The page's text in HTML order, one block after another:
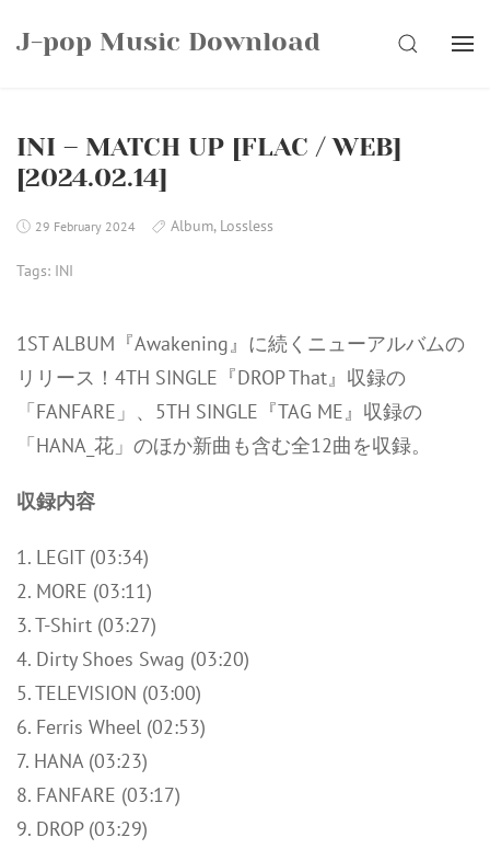
J-pop Music Download SEARCH
INI – MATCH UP [FLAC / WEB]
[2024.02.14]
29 February 2024 Album, Lossless
Tags: INI
1ST ALBUM『Awakening』に続くニューアルバムの
リリース！4TH SINGLE『DROP That』収録の
「FANFARE」、5TH SINGLE『TAG ME』収録の
「HANA_花」のほか新曲も含む全12曲を収録。
収録内容
1. LEGIT (03:34)
2. MORE (03:11)
3. T-Shirt (03:27)
4. Dirty Shoes Swag (03:20)
5. TELEVISION (03:00)
6. Ferris Wheel (02:53)
7. HANA (03:23)
8. FANFARE (03:17)
9. DROP (03:29)